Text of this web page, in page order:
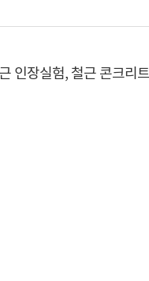
인장실험, 철근 콘크리